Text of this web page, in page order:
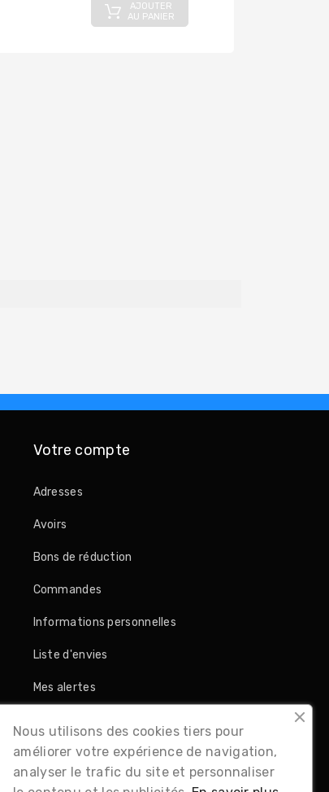
AJOUTER
AU PANIER
Votre compte
Adresses
Avoirs
Bons de réduction
Commandes
Informations personnelles
Liste d'envies
Mes alertes
Nous utilisons des cookies tiers pour
améliorer votre expérience de navigation,
analyser le trafic du site et personnaliser